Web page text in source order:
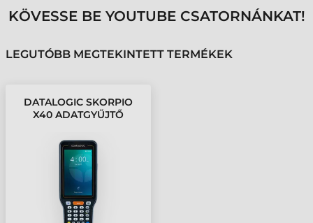
KÖVESSE BE YOUTUBE CSATORNÁNKAT!
LEGUTÓBB MEGTEKINTETT TERMÉKEK
DATALOGIC SKORPIO
X40 ADATGYŰJTŐ